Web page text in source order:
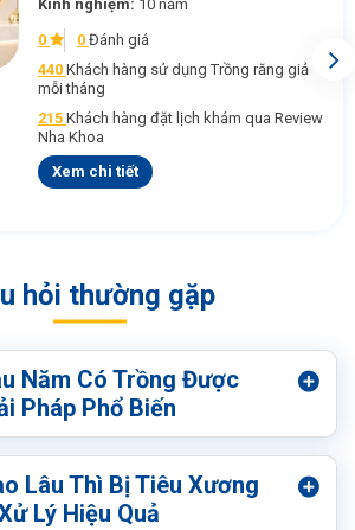
Kinh nghiệm: 10 năm
0
0 Đánh giá
440 Khách hàng sử dụng Trồng răng giả
mỗi tháng
215 Khách hàng đặt lịch khám qua Review
Nha Khoa
Xem chi tiết
hỏi thường gặp
Năm Có Trồng Được
Pháp Phổ Biến
Lâu Thì Bị Tiêu Xương
Lý Hiệu Quả